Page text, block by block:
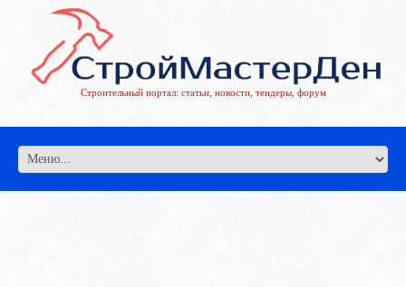
Строительный портал: статьи, новости, тендеры, форум